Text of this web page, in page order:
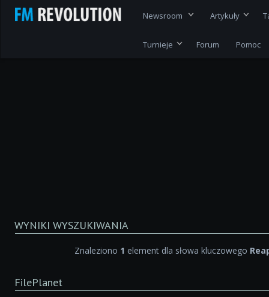
Newsroom Artykuły
Turnieje Forum Pomoc
WYNIKI WYSZUKIWANIA
Znaleziono 1 element dla słowa kluczowego
FilePlanet